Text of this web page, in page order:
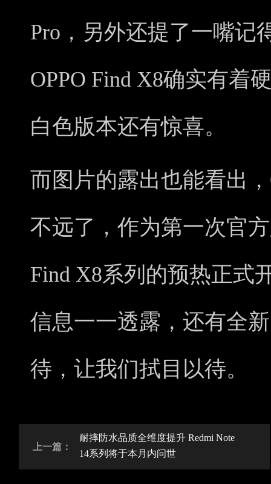
Pro，另外还提了一嘴记
OPPO Find X8确实有着
白色版本还有惊喜。
而图片的露出也能看出
不远了，作为第一次官
Find X8系列的预热正式
信息一一透露，还有全
待，让我们拭目以待。
上一篇：
耐摔防水品质全维度提升 Redmi Note
14系列将于本月内问世